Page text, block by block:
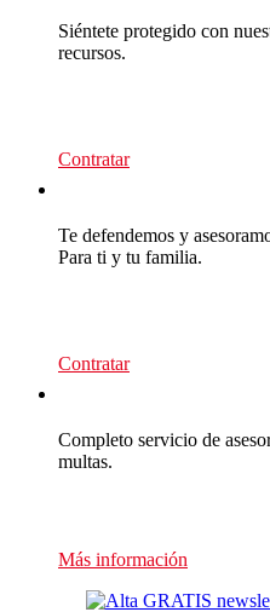
Siéntete protegido con
recursos.
Contratar
Te defendemos y
Para ti y tu familia.
Contratar
Completo servicio de
multas.
Más información